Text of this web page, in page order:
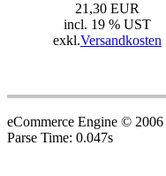
21,30 EUR
incl. 19 % UST
exkl.Versandkosten
eCommerce Engine © 2006
Parse Time: 0.047s